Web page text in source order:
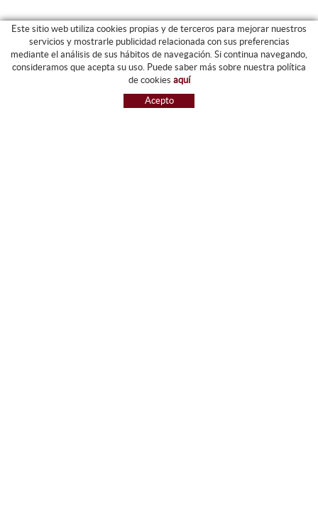
CATEGORIAS
MAQUINARIA
Este sitio web utiliza cookies propias y de terceros para mejorar nuestros
servicios y mostrarle publicidad relacionada con sus preferencias
mediante el análisis de sus hábitos de navegación. Si continua navegando,
consideramos que acepta su uso. Puede saber más sobre nuestra política
de cookies aquí
Acepto